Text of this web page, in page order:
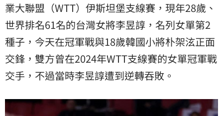
業大聯盟（WTT）伊斯坦堡支線賽，現年28歲、
世界排名61名的台灣女將李昱諄，名列女單第2
種子，今天在冠軍戰與18歲韓國小將朴架泫正面
交鋒，雙方曾在2024年WTT支線賽的女單冠軍戰
交手，不過當時李昱諄遭到逆轉吞敗。